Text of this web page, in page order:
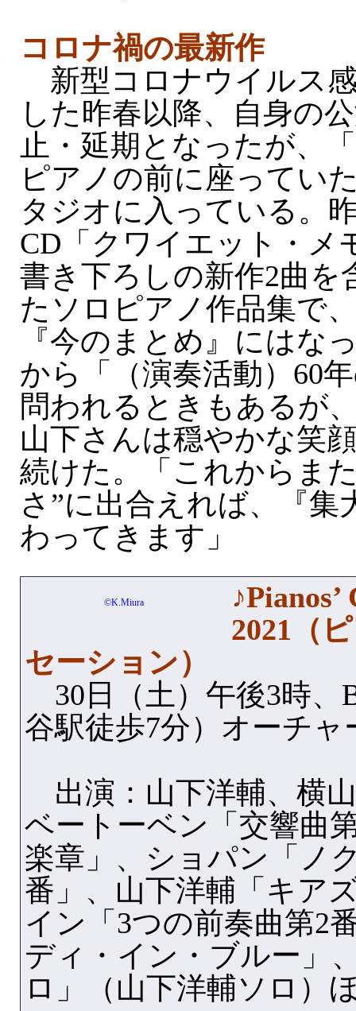
コロナ禍の最新作
新型コロナウイルス
した昨春以降、自身の
止・延期となったが、
ピアノの前に座ってい
タジオに入っている。
CD「クワイエット・メ
書き下ろしの新作2曲を
たソロピアノ作品集で
『今のまとめ』にはな
から「（演奏活動）60
問われるときもあるが
山下さんは穏やかな笑
続けた。「これからま
さ”に出合えれば、『集
わってきます」
©K.Miura
2021（
セーション）
30日（土）午後3時、
谷駅徒歩7分）オーチ
出演：山下洋輔、横
ベートーベン「交響曲
楽章」、ショパン「ノ
番」、山下洋輔「キア
イン「3つの前奏曲第2
ディ・イン・ブルー」
ロ」（山下洋輔ソロ）